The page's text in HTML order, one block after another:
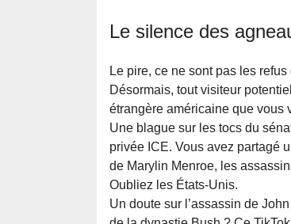
Le silence des
Le pire, ce ne sont pas les
Désormais, tout visiteur
étrangère américaine que vous
Une blague sur les tocs du
privée ICE. Vous avez partagé
de Marylin Menroe, les
Oubliez les États-Unis.
Un doute sur l’assassin de